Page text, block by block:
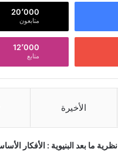
20٬000
متابعون
12٬000
متابع
الأخيرة
نظرية ما بعد البنيوية : الأفكار